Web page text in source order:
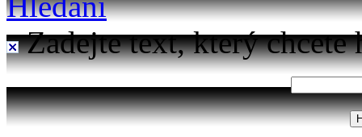
Zadejte text, který chcete